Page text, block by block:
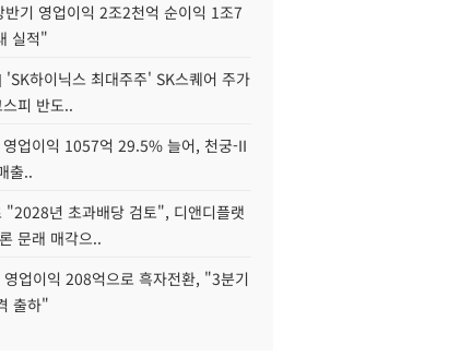
반기 영업이익 2조2천억 순이익 1조7
실적"
하이닉스 최대주주' SK스퀘어 주가
피 반도..
업이익 1057억 29.5% 늘어, 천궁-II
출..
"2028년 초과배당 검토", 디앤디플랫
문래 매각으..
업이익 208억으로 흑자전환, "3분기
출하"